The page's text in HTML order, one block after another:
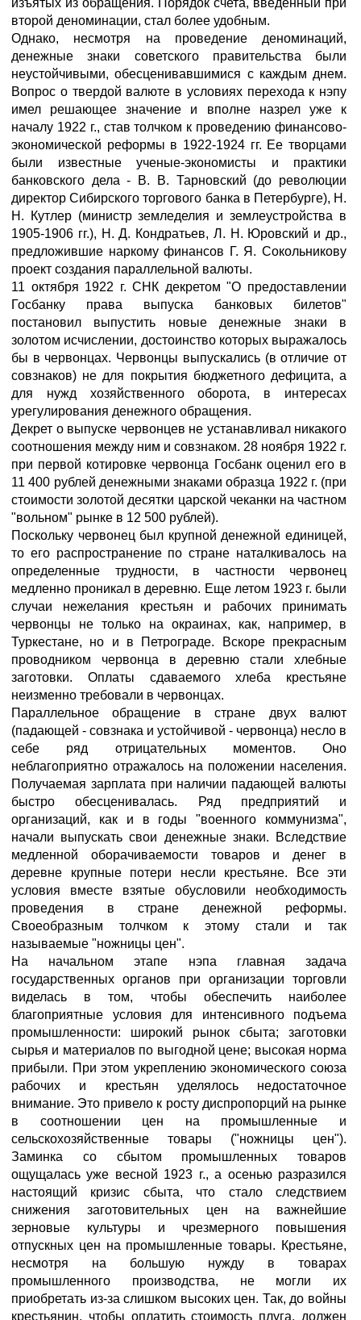
изъятых из обращения. Порядок счета, введенный при
второй деноминации, стал более удобным.
Однако, несмотря на проведение деноминаций,
денежные знаки советского правительства были
неустойчивыми, обесценивавшимися с каждым днем.
Вопрос о твердой валюте в условиях перехода к нэпу
имел решающее значение и вполне назрел уже к
началу 1922 г., став толчком к проведению финансово-
экономической реформы в 1922-1924 гг. Ее творцами
были известные ученые-экономисты и практики
банковского дела - В. В. Тарновский (до революции
директор Сибирского торгового банка в Петербурге), Н.
Н. Кутлер (министр земледелия и землеустройства в
1905-1906 гг.), Н. Д. Кондратьев, Л. Н. Юровский и др.,
предложившие наркому финансов Г. Я. Сокольникову
проект создания параллельной валюты.
11 октября 1922 г. СНК декретом "О предоставлении
Госбанку права выпуска банковых билетов"
постановил выпустить новые денежные знаки в
золотом исчислении, достоинство которых выражалось
бы в червонцах. Червонцы выпускались (в отличие от
совзнаков) не для покрытия бюджетного дефицита, а
для нужд хозяйственного оборота, в интересах
урегулирования денежного обращения.
Декрет о выпуске червонцев не устанавливал никакого
соотношения между ним и совзнаком. 28 ноября 1922 г.
при первой котировке червонца Госбанк оценил его в
11 400 рублей денежными знаками образца 1922 г. (при
стоимости золотой десятки царской чеканки на частном
"вольном" рынке в 12 500 рублей).
Поскольку червонец был крупной денежной единицей,
то его распространение по стране наталкивалось на
определенные трудности, в частности червонец
медленно проникал в деревню. Еще летом 1923 г. были
случаи нежелания крестьян и рабочих принимать
червонцы не только на окраинах, как, например, в
Туркестане, но и в Петрограде. Вскоре прекрасным
проводником червонца в деревню стали хлебные
заготовки. Оплаты сдаваемого хлеба крестьяне
неизменно требовали в червонцах.
Параллельное обращение в стране двух валют
(падающей - совзнака и устойчивой - червонца) несло в
себе ряд отрицательных моментов. Оно
неблагоприятно отражалось на положении населения.
Получаемая зарплата при наличии падающей валюты
быстро обесценивалась. Ряд предприятий и
организаций, как и в годы "военного коммунизма",
начали выпускать свои денежные знаки. Вследствие
медленной оборачиваемости товаров и денег в
деревне крупные потери несли крестьяне. Все эти
условия вместе взятые обусловили необходимость
проведения в стране денежной реформы.
Своеобразным толчком к этому стали и так
называемые "ножницы цен".
На начальном этапе нэпа главная задача
государственных органов при организации торговли
виделась в том, чтобы обеспечить наиболее
благоприятные условия для интенсивного подъема
промышленности: широкий рынок сбыта; заготовки
сырья и материалов по выгодной цене; высокая норма
прибыли. При этом укреплению экономического союза
рабочих и крестьян уделялось недостаточное
внимание. Это привело к росту диспропорций на рынке
в соотношении цен на промышленные и
сельскохозяйственные товары ("ножницы цен").
Заминка со сбытом промышленных товаров
ощущалась уже весной 1923 г., а осенью разразился
настоящий кризис сбыта, что стало следствием
снижения заготовительных цен на важнейшие
зерновые культуры и чрезмерного повышения
отпускных цен на промышленные товары. Крестьяне,
несмотря на большую нужду в товарах
промышленного производства, не могли их
приобретать из-за слишком высоких цен. Так, до войны
крестьянин, чтобы оплатить стоимость плуга, должен